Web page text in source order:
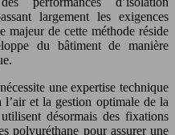
largement les exigences
majeur de cette méthode réside
du bâtiment de manière
une expertise technique
l’air et la gestion optimale de la
désormais des fixations
polyuréthane pour assurer une